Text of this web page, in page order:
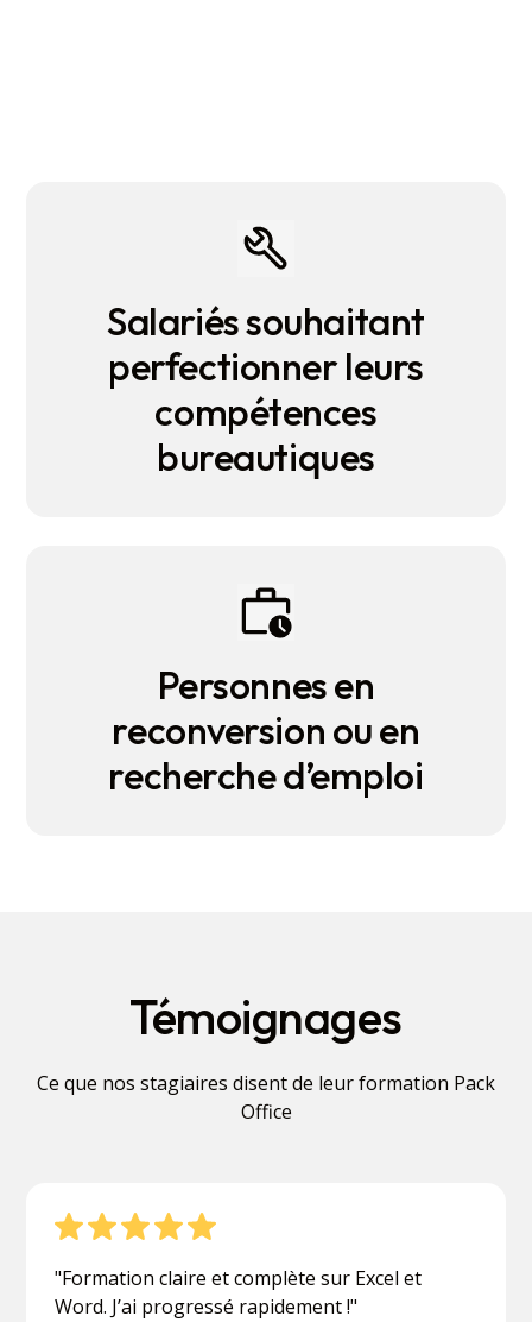
Salariés souhaitant
perfectionner leurs
compétences
bureautiques
Personnes en
reconversion ou en
recherche d’emploi
Témoignages
Ce que nos stagiaires disent de leur formation Pack
Office
"Formation claire et complète sur Excel et
Word. J’ai progressé rapidement !"